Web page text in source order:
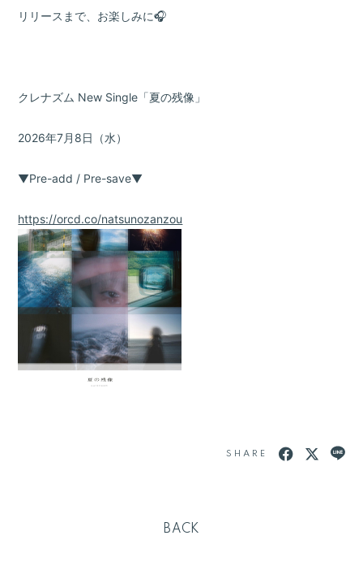
リリースまで、お楽しみに🎧
クレナズム New Single「夏の残像」
2026年7月8日（水）
▼Pre-add / Pre-save▼
https://orcd.co/natsunozanzou
SHARE
BACK